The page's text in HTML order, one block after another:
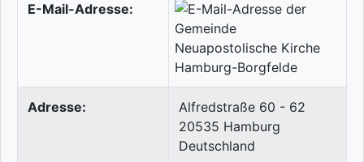
E-Mail-Adresse:
Adresse:
Alfredstraße 60 - 62
20535 Hamburg
Deutschland